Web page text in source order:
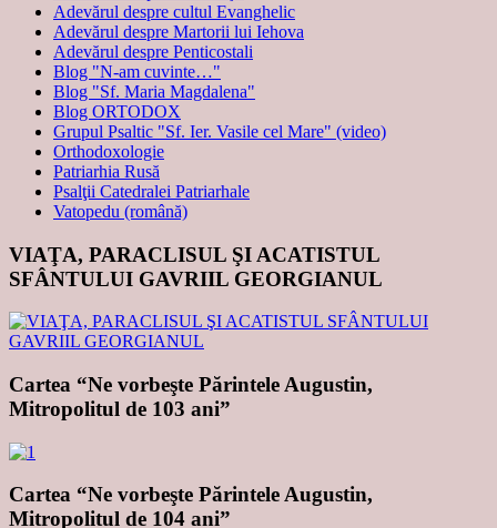
Adevărul despre cultul Evanghelic
Adevărul despre Martorii lui Iehova
Adevărul despre Penticostali
Blog "N-am cuvinte…"
Blog "Sf. Maria Magdalena"
Blog ORTODOX
Grupul Psaltic "Sf. Ier. Vasile cel Mare" (video)
Orthodoxologie
Patriarhia Rusă
Psalţii Catedralei Patriarhale
Vatopedu (română)
VIAŢA, PARACLISUL ŞI ACATISTUL
SFÂNTULUI GAVRIIL GEORGIANUL
Cartea “Ne vorbeşte Părintele Augustin,
Mitropolitul de 103 ani”
Cartea “Ne vorbeşte Părintele Augustin,
Mitropolitul de 104 ani”